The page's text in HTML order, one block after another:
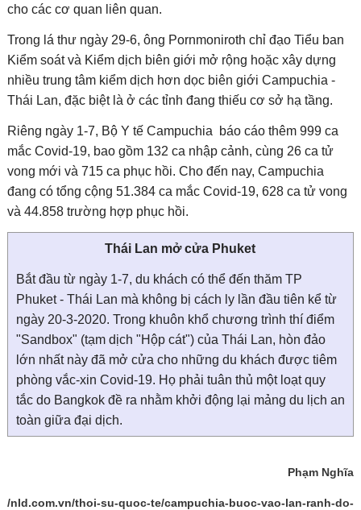
cho các cơ quan liên quan.
Trong lá thư ngày 29-6, ông Pornmoniroth chỉ đạo Tiểu ban
Kiểm soát và Kiểm dịch biên giới mở rộng hoặc xây dựng
nhiều trung tâm kiểm dịch hơn dọc biên giới Campuchia -
Thái Lan, đặc biệt là ở các tỉnh đang thiếu cơ sở hạ tầng.
Riêng ngày 1-7, Bộ Y tế Campuchia báo cáo thêm 999 ca
mắc Covid-19, bao gồm 132 ca nhập cảnh, cùng 26 ca tử
vong mới và 715 ca phục hồi. Cho đến nay, Campuchia
đang có tổng cộng 51.384 ca mắc Covid-19, 628 ca tử vong
và 44.858 trường hợp phục hồi.
Thái Lan mở cửa Phuket
Bắt đầu từ ngày 1-7, du khách có thể đến thăm TP
Phuket - Thái Lan mà không bị cách ly lần đầu tiên kể từ
ngày 20-3-2020. Trong khuôn khổ chương trình thí điểm
"Sandbox" (tạm dịch "Hộp cát") của Thái Lan, hòn đảo
lớn nhất này đã mở cửa cho những du khách được tiêm
phòng vắc-xin Covid-19. Họ phải tuân thủ một loạt quy
tắc do Bangkok đề ra nhằm khởi động lại mảng du lịch an
toàn giữa đại dịch.
Phạm Nghĩa
nld.com.vn/thoi-su-quoc-te/campuchia-buoc-vao-lan-ranh-do-